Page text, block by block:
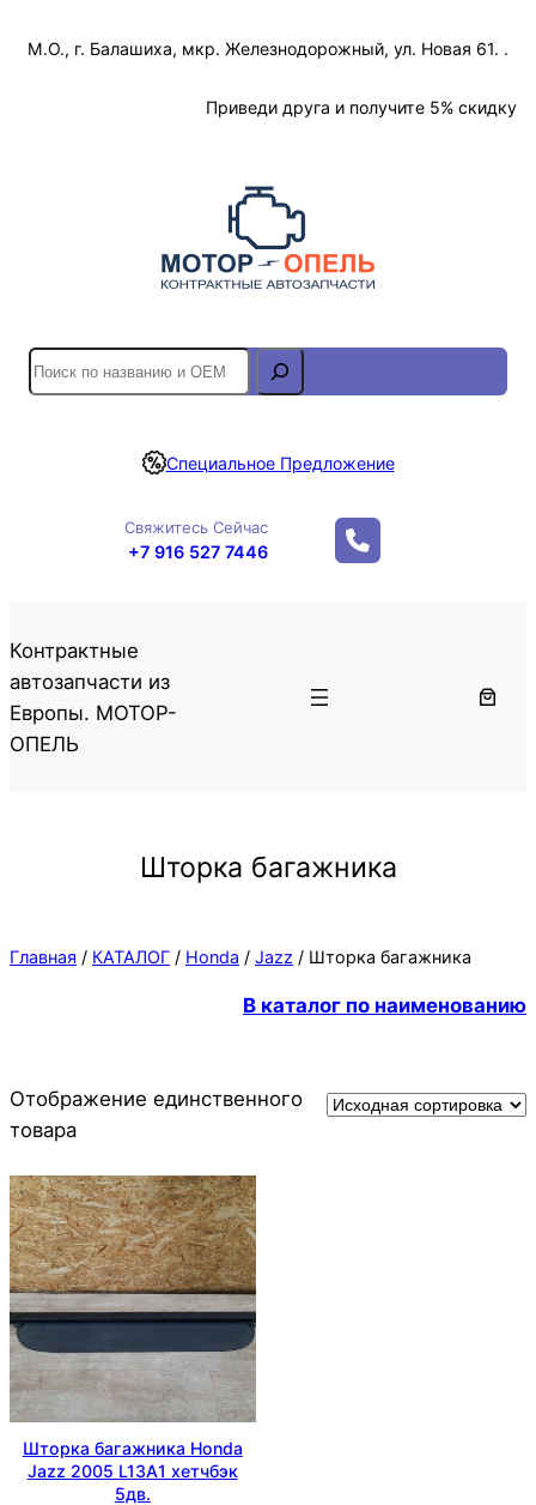
М.О., г. Балашиха, мкр. Железнодорожный, ул. Новая 61. .
Приведи друга и получите 5% скидку
S
e
r
Специальное Предложение
Свяжитесь Сейчас
+7 916 527 7446
Контрактные
автозапчасти из
Европы. МОТОР-
ОПЕЛЬ
Шторка багажника
Главная / КАТАЛОГ / Honda / Jazz / Шторка багажника
В каталог по наименованию
Отображение единственного
товара
Шторка багажника Honda
Jazz 2005 L13A1 хетчбэк
5дв.